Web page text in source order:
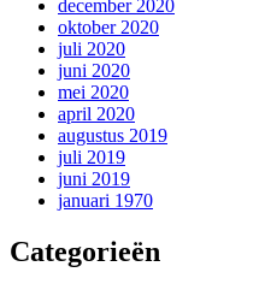
december 2020
oktober 2020
juli 2020
juni 2020
mei 2020
april 2020
augustus 2019
juli 2019
juni 2019
januari 1970
Categorieën